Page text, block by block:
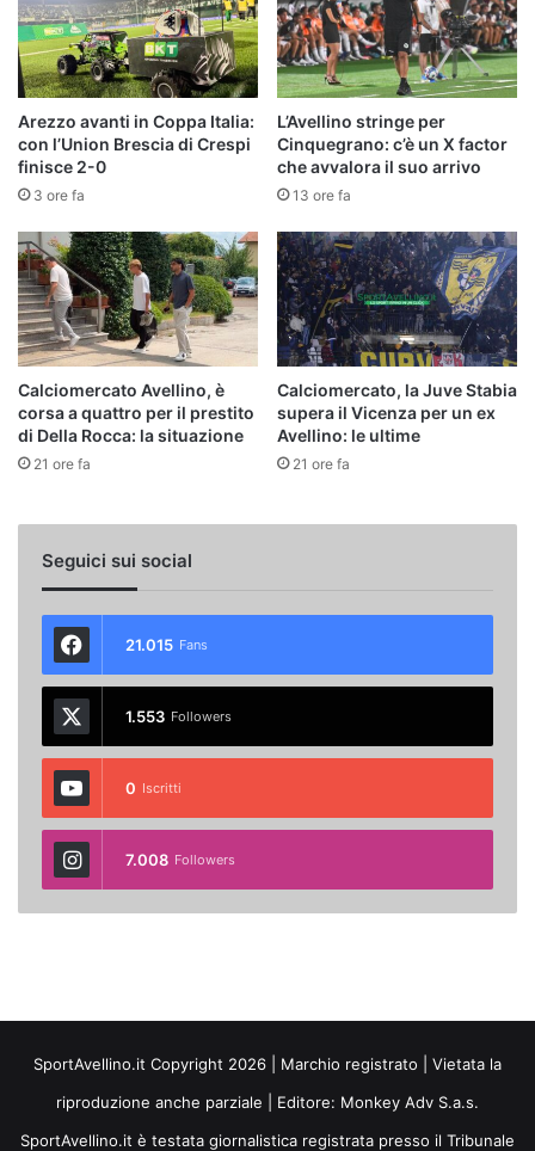
Arezzo avanti in Coppa Italia:
con l’Union Brescia di Crespi
finisce 2-0
3 ore fa
L’Avellino stringe per
Cinquegrano: c’è un X factor
che avvalora il suo arrivo
13 ore fa
Calciomercato Avellino, è
corsa a quattro per il prestito
di Della Rocca: la situazione
21 ore fa
Calciomercato, la Juve Stabia
supera il Vicenza per un ex
Avellino: le ultime
21 ore fa
Seguici sui social
21.015 Fans
1.553 Followers
0 Iscritti
7.008 Followers
SportAvellino.it Copyright 2026 | Marchio registrato | Vietata la
riproduzione anche parziale | Editore: Monkey Adv S.a.s.
SportAvellino.it è testata giornalistica registrata presso il Tribunale